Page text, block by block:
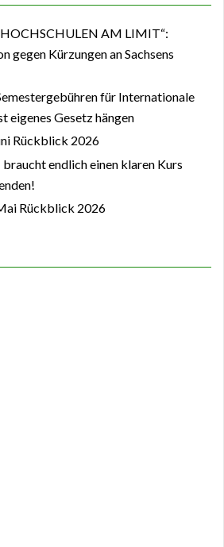
AM LIMIT“:
gegen Kürzungen an Sachsens
für Internationale
eigenes Gesetz hängen
Rückblick 2026
endlich einen klaren Kurs
Rückblick 2026